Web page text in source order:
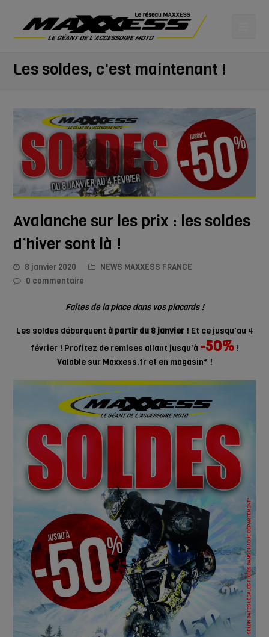
Les soldes, c'est maintenant !
Avalanche sur les prix : les soldes
d’hiver sont là !
8 janvier 2020
NEWS MAXXESS FRANCE
0 commentaire
Faites de la place dans vos placards !
Les soldes débarquent à partir du 8 janvier! Et ce jusqu’au 4
février ! Profitez de remises allant jusqu’à -50% !
Valable sur Maxxess.fr et en magasin* !